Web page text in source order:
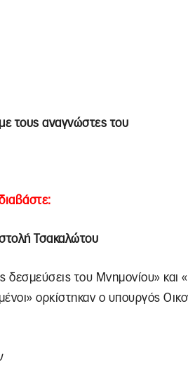
τους αναγνώστες του
Τσακαλώτου
δεσμεύσεις του Μνημονίου»
ορκίστηκαν ο υπουργός